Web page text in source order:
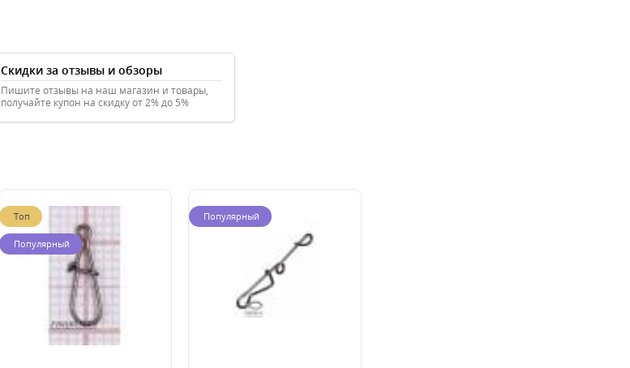
Скидки за отзывы и обзоры
Пишите отзывы на наш магазин и товары,
получайте купон на скидку от 2% до 5%
Топ
Популярный
Популярный